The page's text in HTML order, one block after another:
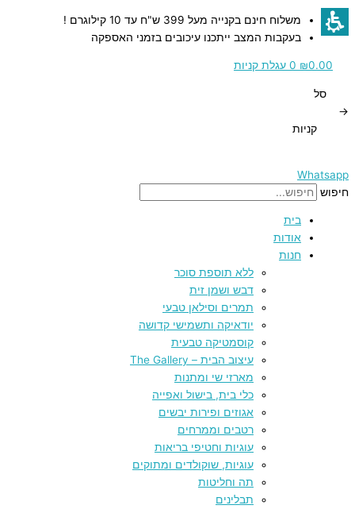
דילוג
לתוכן
משלוח חינם בקנייה מעל 399 ש"ח עד 10 קילוגרם !
בעקבות המצב ייתכנו עיכובים בזמני האספקה
₪0.00
0 עגלת קניות
סל
→
קניות
Whatsapp
חיפוש
בית
אודות
חנות
ללא תוספת סוכר
דבש ושמן זית
תמרים וסילאן טבעי
יודאיקה ותשמישי קדושה
קוסמטיקה טבעית
עיצוב הבית – The Gallery
מארזי שי ומתנות
כלי בית, בישול ואפייה
אגוזים ופירות יבשים
רטבים וממרחים
עוגיות וחטיפי בריאות
עוגיות, שוקולדים ומתוקים
תה וחליטות
תבלינים
של
זעתר
איכותי
300
של
תערובת
תיבול
של
מלח
ורוד
של
מלח
הימלאיה